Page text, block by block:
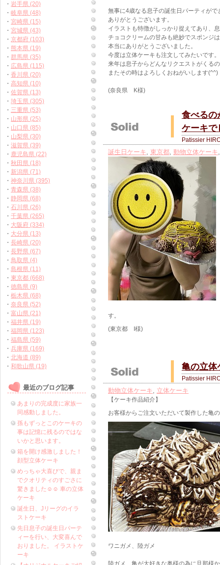
無事に4歳なる息子の誕生日パーティがで
ありがとうございます。
イラストも特徴がしっかり捉えてあり、
チョコクリームの甘みも絶妙でスポンジ
本当にありがとうございました。
今度は立体ケーキも注文してみたいです。
来年は息子からどんなリクエストがくる
またその時はよろしくおねがいします(^^)
(奈良県 K様)
食べるの
ケーキで
Patissier
誕生日ケーキ, 東京都, 動物立体ケーキ
す。
(東京都 I様)
亀の立体
Patissier
動物立体ケーキ, 立体ケーキ
【ケーキ作品紹介】
お客様からご注文いただいて製作した亀
ワニガメ、陸ガメ
陸ガメ、亀が大好きな奥様の為に旦那様
・ 岩手県 (20)
・ 岐阜県 (48)
・ 宮崎県 (15)
・ 宮城県 (43)
・ 京都府 (103)
・ 熊本県 (19)
・ 群馬県 (35)
・ 広島県 (115)
・ 香川県 (20)
・ 高知県 (10)
・ 佐賀県 (13)
・ 埼玉県 (305)
・ 三重県 (53)
・ 山形県 (25)
・ 山口県 (85)
・ 山梨県 (30)
・ 滋賀県 (39)
・ 鹿児島県 (22)
・ 秋田県 (18)
・ 新潟県 (71)
・ 神奈川県 (395)
・ 青森県 (38)
・ 静岡県 (68)
・ 石川県 (26)
・ 千葉県 (265)
・ 大阪府 (334)
・ 大分県 (13)
・ 長崎県 (20)
・ 長野県 (67)
・ 鳥取県 (4)
・ 島根県 (11)
・ 東京都 (668)
・ 徳島県 (9)
・ 栃木県 (68)
・ 奈良県 (52)
・ 富山県 (21)
・ 福井県 (19)
・ 福岡県 (123)
・ 福島県 (59)
・ 兵庫県 (169)
・ 北海道 (89)
・ 和歌山県 (19)
最近のブログ記事
あまりの完成度に家族一
同感動しました。
孫もずっとこのケーキの
事は記憶に残るのではな
いかと思います。
箱を開け感激しました！
顔型立体ケーキ
めっちゃ大喜びで、親ま
でクオリティのすごさに
驚きました☺️☺️ 車の立体
ケーキ
誕生日、Jリーグのイラ
ストケーキ
先日息子の誕生日パーテ
ィーを行い、大変喜んで
おりました。 イラストケ
ーキ